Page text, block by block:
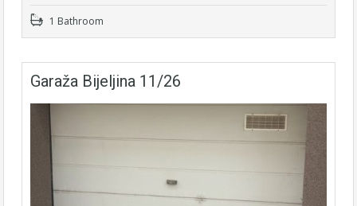
1 Bathroom
Garaža Bijeljina 11/26